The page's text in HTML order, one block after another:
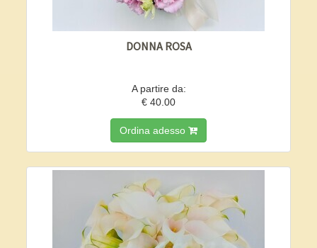
DONNA ROSA
A partire da:
€ 40.00
Ordina adesso